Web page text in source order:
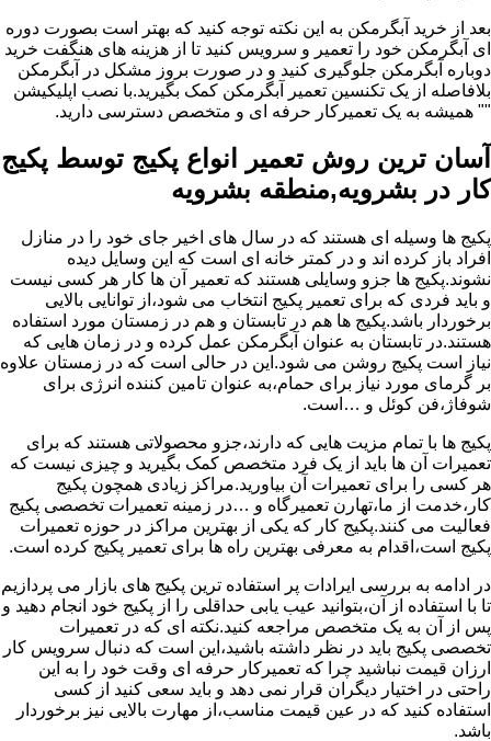
بعد از خرید آبگرمکن به این نکته توجه کنید که بهتر است بصورت دوره
ای آبگرمکن خود را تعمیر و سرویس کنید تا از هزینه های هنگفت خرید
دوباره آبگرمکن جلوگیری کنید و در صورت بروز مشکل در آبگرمکن
بلافاصله از یک تکنسین تعمیر آبگرمکن کمک بگیرید.با نصب اپلیکیشن
"" همیشه به یک تعمیرکار حرفه ای و متخصص دسترسی دارید.
آسان ترین روش تعمیر انواع پکیج توسط پکیج
کار در بشرویه,منطقه بشرویه
پکیج ها وسیله ای هستند که در سال های اخیر جای خود را در منازل
افراد باز کرده اند و در کمتر خانه ای است که این وسایل دیده
نشوند.پکیج ها جزو وسایلی هستند که تعمیر آن ها کار هر کسی نیست
و باید فردی که برای تعمیر پکیج انتخاب می شود،از توانایی بالایی
برخوردار باشد.پکیج ها هم در تابستان و هم در زمستان مورد استفاده
هستند.در تابستان به عنوان آبگرمکن عمل کرده و در زمان هایی که
نیاز است پکیج روشن می شود.این در حالی است که در زمستان علاوه
بر گرمای مورد نیاز برای حمام،به عنوان تامین کننده انرژی برای
شوفاژ،فن کوئل و …است.
پکیج ها با تمام مزیت هایی که دارند،جزو محصولاتی هستند که برای
تعمیرات آن ها باید از یک فرد متخصص کمک بگیرید و چیزی نیست که
هر کسی را برای تعمیرات آن بیاورید.مراکز زیادی همچون پکیج
کار،خدمت از ما،تهارن تعمیرگاه و …در زمینه تعمیرات تخصصی پکیج
فعالیت می کنند.پکیج کار که یکی از بهترین مراکز در حوزه تعمیرات
پکیج است،اقدام به معرفی بهترین راه ها برای تعمیر پکیج کرده است.
در ادامه به بررسی ایرادات پر استفاده ترین پکیج های بازار می پردازیم
تا با استفاده از آن،بتوانید عیب یابی حداقلی را از پکیج خود انجام دهید و
پس از آن به یک متخصص مراجعه کنید.نکته ای که در تعمیرات
تخصصی پکیج باید در نظر داشته باشید،این است که دنبال سرویس کار
ارزان قیمت نباشید چرا که تعمیرکار حرفه ای وقت خود را به این
راحتی در اختیار دیگران قرار نمی دهد و باید سعی کنید از کسی
استفاده کنید که در عین قیمت مناسب،از مهارت بالایی نیز برخوردار
باشد.